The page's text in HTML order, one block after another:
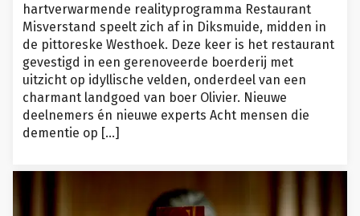
hartverwarmende realityprogramma Restaurant
Misverstand speelt zich af in Diksmuide, midden in
de pittoreske Westhoek. Deze keer is het restaurant
gevestigd in een gerenoveerde boerderij met
uitzicht op idyllische velden, onderdeel van een
charmant landgoed van boer Olivier. Nieuwe
deelnemers én nieuwe experts Acht mensen die
dementie op […]